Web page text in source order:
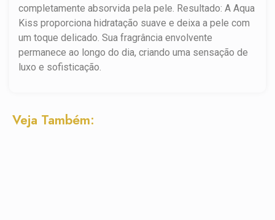
completamente absorvida pela pele. Resultado: A Aqua
Kiss proporciona hidratação suave e deixa a pele com
um toque delicado. Sua fragrância envolvente
permanece ao longo do dia, criando uma sensação de
luxo e sofisticação.
Veja Também: